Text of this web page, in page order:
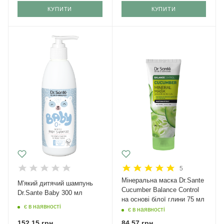
КУПИТИ КУПИТИ
М'який дитячий шампунь
Dr.Sante Baby 300 мл
є в наявності
5
Мінеральна маска Dr.Sante
Cucumber Balance Control
на основі білої глини 75 мл
є в наявності